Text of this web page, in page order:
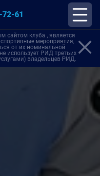
72-61
сайтом клуба , является
мероприятия,
от их номинальной
использует РИД третьих
владельцев РИД.